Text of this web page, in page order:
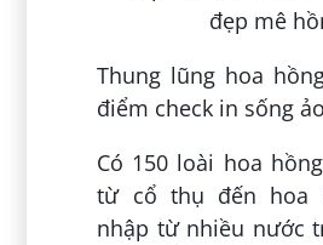
Thung lũng hoa
điểm check in sống
Có 150 loài hoa
từ cổ thụ đến hoa
nhập từ nhiều nước